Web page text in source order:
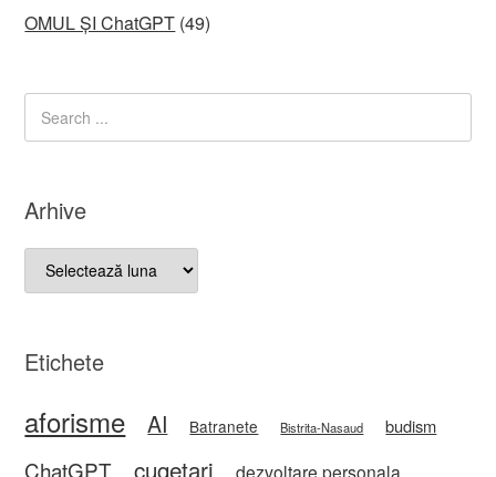
OMUL ȘI ChatGPT (49)
Arhive
Arhive
Etichete
aforisme AI Batranete Bistrita-Nasaud budism
ChatGPT cugetari dezvoltare personala